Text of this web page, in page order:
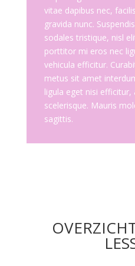
vitae dapibus nec,
gravida nunc.
sodales tristique, nisl
porttitor mi eros nec
vehicula efficitur.
metus sit amet
ligula eget nisi efficitur,
scelerisque. Mauris
sagittis.